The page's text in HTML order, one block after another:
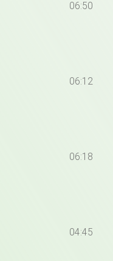
06:50
06:12
06:18
04:45